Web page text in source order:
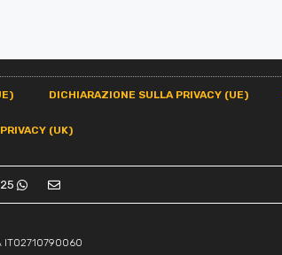
DICHIARAZIONE SULLA PRIVACY (UE)
(UK)
IT02710790060